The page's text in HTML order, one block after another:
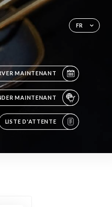
FR
MAINTENANT
MAINTENANT
LISTE D'ATTENTE